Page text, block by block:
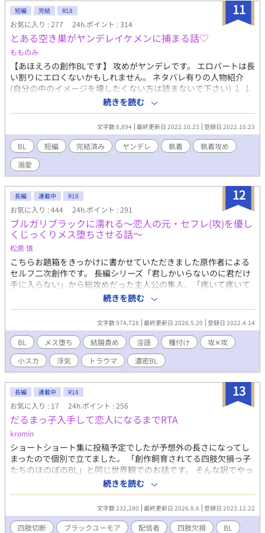
私自身がわこ名義で掲載した全作品は、私わこ自身が著作権を有
するオリジナル作品であり、創作物の全部・一部を問わず無断使
用の一切をお断りします。』 ※この物語はフィクションです。 ※
現時点で小説の公開対象範囲は全年齢となっております。しばら
くはこのまま指定なしで更新を続ける予定ですが、アルファポリ
スさんのガイドラインに合わせて今後変更する場合があります。
（2020.11.8） ■2025.12.14 285話のタイトルを「おみやげ何
にする? Ⅲ」から変更しました。 ■2025.11.29 294話のタイト
ルを「赤い川」から変更しました。 ■2024.03.09 2月2日にわざ
わざサイトの方へ誤変換のお知らせをくださった方、どうもあり
がとうございました。瀬名さんの名前が僧侶みたいになっていた
のに全く気付いていなかったので助かりました! ■2024.03.09
195話/196話のタイトルを変更しました。 ■2020.10.25 25話目
「帰り道」追加（差し込み）しました。話の流れに変更はありま
せん。
11
短編 完結 R18
お気に入り : 277 24h.ポイント : 314
とある空き巣がヤンデレイケメンに捕まる話♡
もものみ
【あほえろの創作BLです】 攻めがヤンデレです。 エロパートは長
い割りにエロくないかもしれません。 ネタバレ有りの人物紹介
(自分の中のイメージを壊したくない方は読まないで下さい) ↓ ↓
↓ ↓ ↓ 小鳥遊 鈴也(たかなし すずや) 身長165cmの小柄な空き
巣。見た目は中の上くらい。家事が得意で、特に料理が趣味。自
分が作った料理を食べて人が幸せそうな顔になるのを見るのが好
きで、プロを目指していたが叶わなかった。現在もひとり腕を磨
き続けていたが、腕前を披露する機会がなく、実は理に料理を食
べてもらえて嬉しかった。 空き巣の間では結構名が知られてお
り、金持ちしか狙わないがどんな豪邸やマンションでも盗みに入
る『すずや』は一部ゴロツキからダークヒーロー的な人気があ
る。しかし毎回単独での犯行で、誰も素顔は知らない。実は現場
近くでファンのゴロツキともすれ違っているが小柄すぎてバレな
い。そのためゴロツキたちはどこからか流れてくる噂で犯行を知
る。最低でも3ヶ月に1回は噂が流れてきたのに突然噂が流れてこ
なくなり、落ち込むゴロツキも少なくはなかった。 三鷹 理(みた
か おさむ) 身長182cmで27歳のIT会社社長。高身長高学歴高収入
のハイスペックイケメン。学生時代に株に手を出しそれで手に入
れた資金を元手に会社を創設。街中で見かけた鈴也に一目惚れし
て鈴也に執着し、じっくりと罠を張ってついに捕まえることに成
功する。金や名声にそこまで興味はなかったのだが、鈴也を捕ま
えるためにも鈴也の罪を無かったことにするのにも結構役立った
ので会社を創ったことに関しても満足している。 見た目は優男風
のイケメンで物腰も柔らかいが時折猛禽類のような鋭い目つきを
する。能ある鷹は爪を隠すタイプ。 鈴也に対しては基本的には
甘々だが、ややSっ気があり、からかって鈴也の反応を楽しんでい
るところがある。 小鳥遊と三鷹、なので各所に鳥をイメージした
言葉を散りばめました。鷹に捕まって遊べなくなった鳥籠の小鳥
はこれからどうなるのでしょう。甘やかされて幸せに過ごすので
しょうね。
続きを読む
文字数 8,894 最終更新日 2022.10.23 登録日 2022.10.23
BL 短編 完結済み ヤンデレ 執着
執着攻め
溺愛
12
長編 連載中 R18
お気に入り : 444 24h.ポイント : 291
ブルガリブラックに濡れる〜恋人の元・セフレ(攻)を優し
くじっくりメス堕ちさせる話〜
松原 慎
こちらお題箱をきっかけに書かせていただきました原作者による
セルフ二次創作です。 長編シリーズ「君しかいらないのに君だけ
手に入らない」から総攻めだった主人公の隼人、「疼いて疼いて
仕方ないのに先生が手を出してくれない」の攻め加賀見先生がひ
ょんなことからベッドを共にしてしまった、という本編とは別時
空……ＩＦルートのお話です。 なので長編シリーズを楽しんでく
ださっていた方は非常に閲覧注意です！ ちなみに加賀見✕隼人で
す。 イメージが壊れるかも、攻めの受け堕ちは無理、という方は
避けていただければ幸いです。 長編シリーズを読んでいない方も
楽しんでいただける内容にはなっていますので、惹かれるものが
あったらお楽しみ頂ければ嬉しいです。 普段よりも性描写多めで
す。
続きを読む
文字数 974,728 最終更新日 2026.5.20 登録日 2022.4.14
BL メス堕ち 結腸責め 淫語 種付け
攻✕攻
小スカ
浮気 トラウマ 濃密BL
13
長編 連載中 R18
お気に入り : 17 24h.ポイント : 256
だるまっ子入手して恋人になるまでRTA
kromin
ショートショート集に投稿予定でしたが予想外の長さになってし
まったので個別で立てました。 「創作飼育されてる四肢欠損っ子
たちのほのぼのBL」と同じ世界観でのお話です。 そんな訳でやっ
ぱり性癖要素満載のBLです。不謹慎だったりブラックなネタ満載
ですがハッピーエンドな、なんちゃって動画配信風SSです。 当た
り前ですが実在の人物・団体とは一切関係ありません。 とある人
気闇配信者がアレなペットを購入し、合意でそういう仲になるま
での不謹慎RTA企画。
続きを読む
文字数 232,280 最終更新日 2026.8.6 登録日 2023.12.22
四肢切断 ブラックユーモア 配信者 四肢欠損
BL